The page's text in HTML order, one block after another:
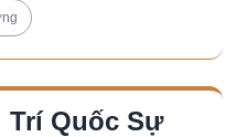
Trí Quốc Sự